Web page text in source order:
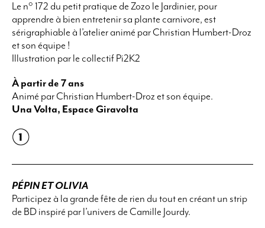
Le n° 172 du petit pratique de Zozo le Jardinier, pour
apprendre à bien entretenir sa plante carnivore, est
sérigraphiable à l’atelier animé par Christian Humbert-Droz
et son équipe !
Illustration par le collectif Pi2K2
À partir de 7 ans
Animé par Christian Humbert-Droz et son équipe.
Una Volta, Espace Giravolta
PÉPIN ET OLIVIA
Participez à la grande fête de rien du tout en créant un strip
de BD inspiré par l’univers de Camille Jourdy.